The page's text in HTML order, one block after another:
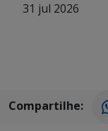
31 jul 2026
Compartilhe: